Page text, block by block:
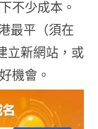
不少成本。
最平（須在
立新網站，或
機會。